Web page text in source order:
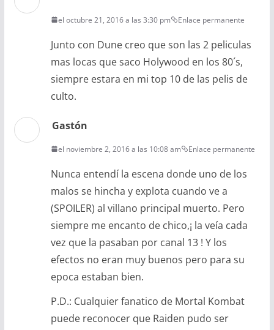
el octubre 21, 2016 a las 3:30 pm Enlace permanente
Junto con Dune creo que son las 2 peliculas
mas locas que saco Holywood en los 80´s,
siempre estara en mi top 10 de las pelis de
culto.
Gastón
el noviembre 2, 2016 a las 10:08 am Enlace permanente
Nunca entendí la escena donde uno de los
malos se hincha y explota cuando ve a
(SPOILER) al villano principal muerto. Pero
siempre me encanto de chico,¡ la veía cada
vez que la pasaban por canal 13 ! Y los
efectos no eran muy buenos pero para su
epoca estaban bien.
P.D.: Cualquier fanatico de Mortal Kombat
puede reconocer que Raiden pudo ser